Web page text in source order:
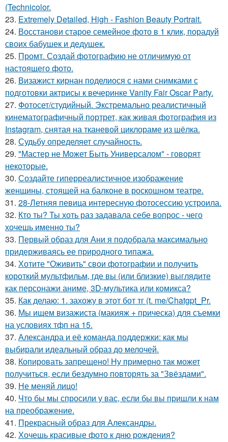
(Technicolor.
23. Extremely Detailed, High - Fashion Beauty Portrait.
24. Восстанови старое семейное фото в 1 клик, порадуй
своих бабушек и дедушек.
25. Промт. Создай фотографию не отличимую от
настоящего фото.
26. Визажист кирнан поделиося с нами снимками с
подготовки актрисы к вечеринке Vanity Fair Oscar Party.
27. Фотосет/студийный. Экстремально реалистичный
кинематографичный портрет, как живая фотография из
Instagram, снятая на тканевой циклораме из шёлка.
28. Судьбу определяет случайность.
29. "Мастер не Может Быть Универсалом" - говорят
некоторые.
30. Создайте гиперреалистичное изображение
женщины, стоящей на балконе в роскошном театре.
31. 28-Летняя певица интересную фотосессию устроила.
32. Кто ты? Ты хоть раз задавала себе вопрос - чего
хочешь именно ты?
33. Первый образ для Ани я подобрала максимально
придерживаясь ее природного типажа.
34. Хотите "Оживить" свои фотографии и получить
короткий мультфильм, где вы (или близкие) выглядите
как персонажи аниме, 3D-мультика или комикса?
35. Как делаю: 1. захожу в этот бот тг (t. me/Chatgpt_Pr.
36. Мы ищем визажиста (макияж + прическа) для съемки
на условиях тфп на 15.
37. Александра и её команда поддержки: как мы
выбирали идеальный образ до мелочей.
38. Копировать запрещено! Ну примерно так может
получиться, если бездумно повторять за "Звёздами".
39. Не меняй лицо!
40. Что бы мы спросили у вас, если бы вы пришли к нам
на преображение.
41. Прекрасный образ для Александры.
42. Хочешь красивые фото к дню рождения?